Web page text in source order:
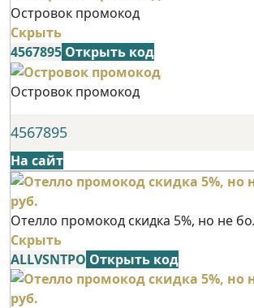
Островок промокод
Скрыть
4567895 Открыть код
Островок промокод
4567895
На сайт
Отелло промокод скидка 5%, но не
Скрыть
ALLVSNTPO Открыть код